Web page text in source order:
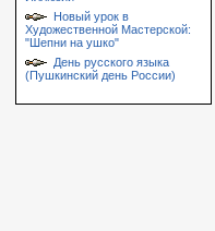
Новый урок в
Художественной Мастерской:
"Шепни на ушко"
День русского языка
(Пушкинский день России)